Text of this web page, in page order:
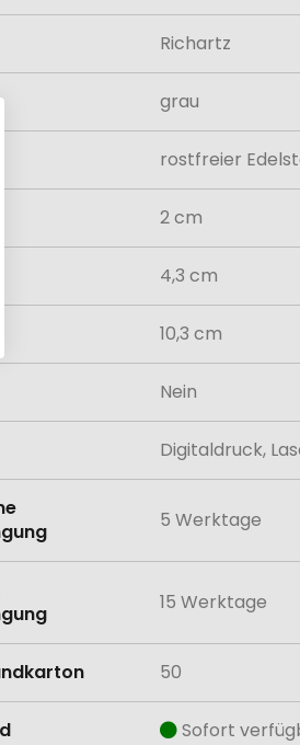
Richartz
grau
rostfreier
2 cm
4,3 cm
10,3 cm
Nein
Digitaldruck,
5 Werktage
15 Werktage
50
Sofort